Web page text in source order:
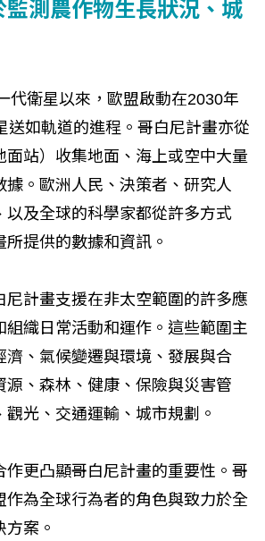
測農作物生長狀況、城
代衛星以來，歐盟啟動在2030年
送如軌道的進程。哥白尼計畫亦從
面站）收集地面、海上或空中大量
據。歐洲人民、決策者、研究人
以及全球的科學家都從許多方式
提供的數據和資訊。
尼計畫支援在非太空範圍的許多應
組織日常活動和運作。這些範圍主
濟、氣候變遷與環境、發展與合
源、森林、健康、保險與災害管
光、交通運輸、城市規劃。
作更凸顯哥白尼計畫的重要性。哥
作為全球行為者的角色與致力於全
案。